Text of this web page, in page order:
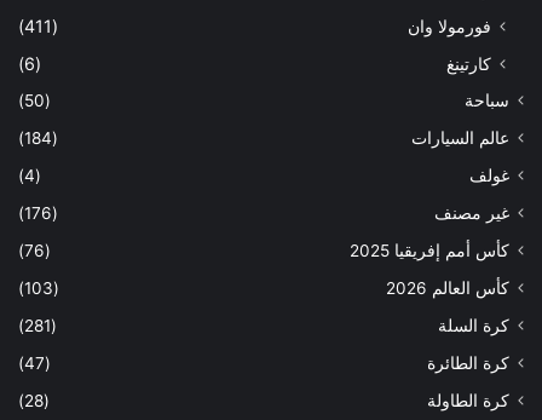
فورمولا وان
(411)
كارتينغ
(6)
سباحة
(50)
عالم السيارات
(184)
غولف
(4)
غير مصنف
(176)
كأس أمم إفريقيا 2025
(76)
كأس العالم 2026
(103)
كرة السلة
(281)
كرة الطائرة
(47)
كرة الطاولة
(28)